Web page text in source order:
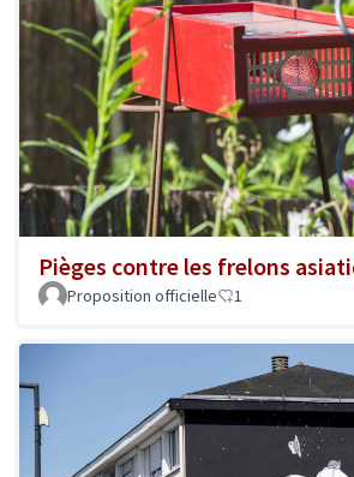
Pièges contre les frelons
Proposition officielle 1